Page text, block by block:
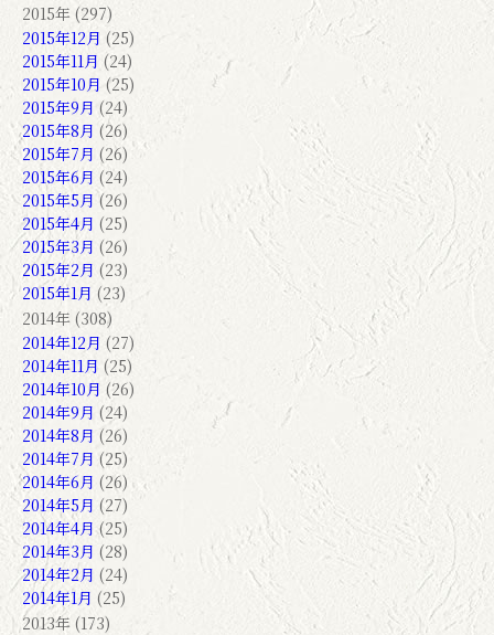
2015年 (297)
2015年12月 (25)
2015年11月 (24)
2015年10月 (25)
2015年9月 (24)
2015年8月 (26)
2015年7月 (26)
2015年6月 (24)
2015年5月 (26)
2015年4月 (25)
2015年3月 (26)
2015年2月 (23)
2015年1月 (23)
2014年 (308)
2014年12月 (27)
2014年11月 (25)
2014年10月 (26)
2014年9月 (24)
2014年8月 (26)
2014年7月 (25)
2014年6月 (26)
2014年5月 (27)
2014年4月 (25)
2014年3月 (28)
2014年2月 (24)
2014年1月 (25)
2013年 (173)